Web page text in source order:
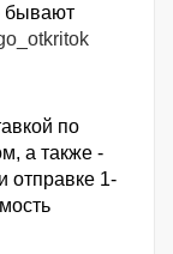
бывают
по
а также -
отправке 1-